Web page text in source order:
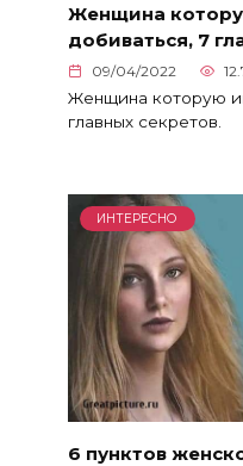
Женщина
добиваться, 7
09/04/2022
Женщина которую
главных секретов.
ИНТЕРЕСНО
6 пунктов